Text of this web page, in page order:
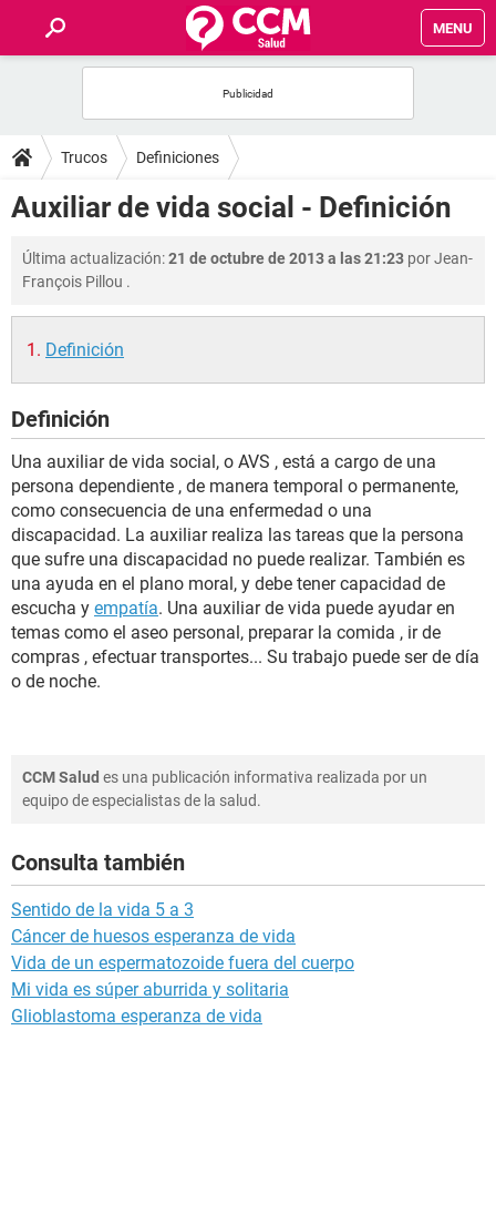
MENU
FOROS
SALUD
FAMILIA
NUTRICIÓN
SEXUALIDAD
GLOSARIO
Trucos Definiciones
Auxiliar de vida social - Definición
Última actualización:21 de octubre de 2013 a las 21:23 porJean-
François Pillou .
Definición
Definición
Una auxiliar de vida social, o AVS , está a cargo de una
persona dependiente , de manera temporal o permanente,
como consecuencia de una enfermedad o una
discapacidad. La auxiliar realiza las tareas que la persona
que sufre una discapacidad no puede realizar. También es
una ayuda en el plano moral, y debe tener capacidad de
escucha y empatía. Una auxiliar de vida puede ayudar en
temas como el aseo personal, preparar la comida , ir de
compras , efectuar transportes... Su trabajo puede ser de día
o de noche.
CCM Salud es una publicación informativa realizada por un
equipo de especialistas de la salud.
Consulta también
Sentido de la vida 5 a 3
Cáncer de huesos esperanza de vida
Vida de un espermatozoide fuera del cuerpo
Mi vida es súper aburrida y solitaria
Glioblastoma esperanza de vida